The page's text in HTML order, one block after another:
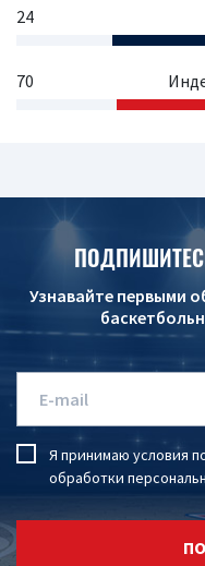
24
70
Узнавайте первыми
Я принимаю условия
обработки